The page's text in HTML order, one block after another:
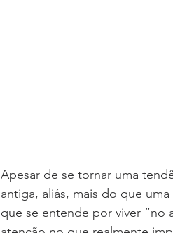
Apesar de se tornar uma
antiga, aliás, mais do que
que se entende por viver “no